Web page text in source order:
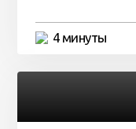
4 минуты